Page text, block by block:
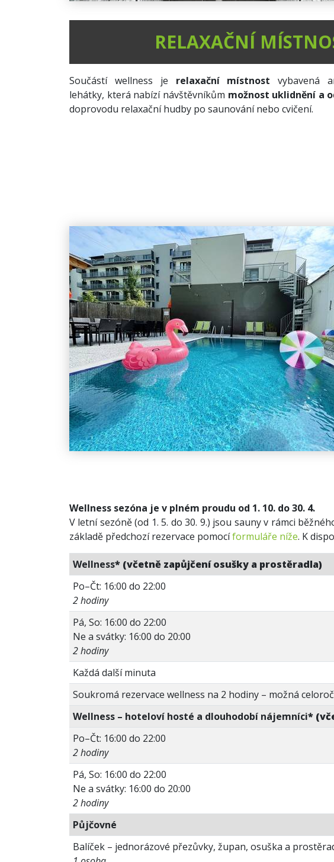
RELAXAČNÍ
Součástí wellness je relaxační místnostvybavená
lehátky, která nabízí návštěvníkům možnost uklidnění a
doprovodu relaxační hudby po saunování nebo cvičení.
Wellness sezóna je v plném proudu od 1. 10. do 30. 4.
V letní sezóně (od 1. 5. do 30. 9.) jsou sauny v rámci
základě předchozí rezervace pomocíformuláře níže. K
Wellness* (včetně zapůjčení osušky a prostěradla)
Po–Čt: 16:00 do 22:00
2 hodiny
Pá, So: 16:00 do 22:00
Ne a svátky: 16:00 do 20:00
2 hodiny
Každá další minuta
Soukromá rezervace wellness na 2 hodiny – možná
Wellness – hoteloví hosté a dlouhodobí nájemníci*
Po–Čt: 16:00 do 22:00
2 hodiny
Pá, So: 16:00 do 22:00
Ne a svátky: 16:00 do 20:00
2 hodiny
Půjčovné
Balíček – jednorázové přezůvky, župan, osuška a